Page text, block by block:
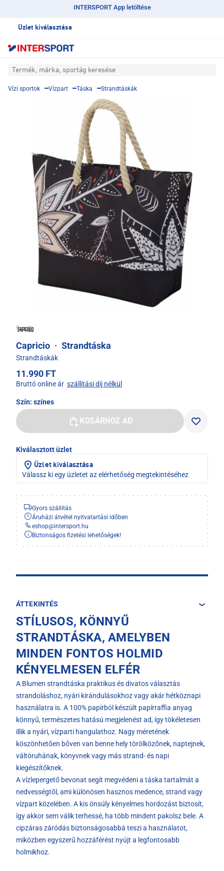
INTERSPORT App letöltése
Üzlet kiválasztása
Termék, márka, sportág keresése
Vízi sportok Vízpart Táska Strandtáskák
Capricio · Strandtáska
Strandtáskák
11.990 FT
Bruttó online ár szállítási díj nélkül
Szín: színes
KOSÁRHOZ AD
Kiválasztott üzlet
Üzlet kiválasztása
Válassz ki egy üzletet az elérhetőség megtekintéséhez
Gyors szállítás
Áruházi átvétel nyitvatartási időben
eshop@intersport.hu
Biztonságos fizetési lehetőségek!
ÁTTEKINTÉS
STÍLUSOS, KÖNNYŰ
STRANDTÁSKA, AMELYBEN
MINDEN FONTOS HOLMID
KÉNYELMESEN ELFÉR
A Blumen strandtáska praktikus és divatos választás
strandoláshoz, nyári kirándulásokhoz vagy akár hétköznapi
használatra is. A 100% papírból készült papírraffia anyag
könnyű, természetes hatású megjelenést ad, így tökéletesen
illik a nyári, vízparti hangulathoz. Nagy méretének
köszönhetően bőven van benne hely törölközőnek, naptejnek,
váltóruhának, könyvnek vagy más strand- és napi
kiegészítőknek.
A vízlepergető bevonat segít megvédeni a táska tartalmát a
nedvességtől, ami különösen hasznos medence, strand vagy
vízpart közelében. A kis önsúly kényelmes hordozást biztosít,
így akkor sem válik terhessé, ha több mindent pakolsz bele. A
cipzáras záródás biztonságosabbá teszi a használatot,
miközben egyszerű hozzáférést nyújt a legfontosabb
holmikhoz.